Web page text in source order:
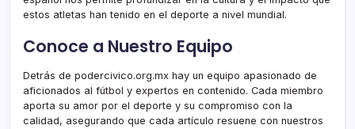
estos atletas han tenido en el deporte a nivel mundial.
Conoce a Nuestro Equipo
Detrás de podercivico.org.mx hay un equipo apasionado de
aficionados al fútbol y expertos en contenido. Cada miembro
aporta su amor por el deporte y su compromiso con la
calidad, asegurando que cada artículo resuene con nuestros